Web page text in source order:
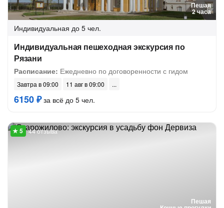
Пешая
2 часа
Индивидуальная до 5 чел.
Индивидуальная пешеходная экскурсия по
Рязани
Расписание: Ежедневно по договоренности с гидом
Завтра в 09:00 11 авг в 09:00
6150 ₽за всё до 5 чел.
Пешая
44 отзыва